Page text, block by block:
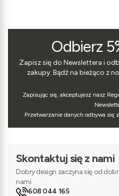
Odbierz
Zapisz się do Newslettera i
zakupy. Bądź na bieżąco z
Zapisując się, akceptujesz nasz
Przetwarzanie danych odbywa się
Skontaktuj się z nami
Dobry design zaczyna się od
nami
608 044 165